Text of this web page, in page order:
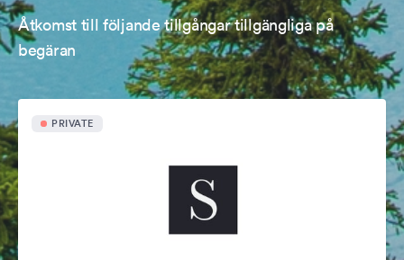
Åtkomst till följande tillgångar tillgängliga på
begäran
PRIVATE